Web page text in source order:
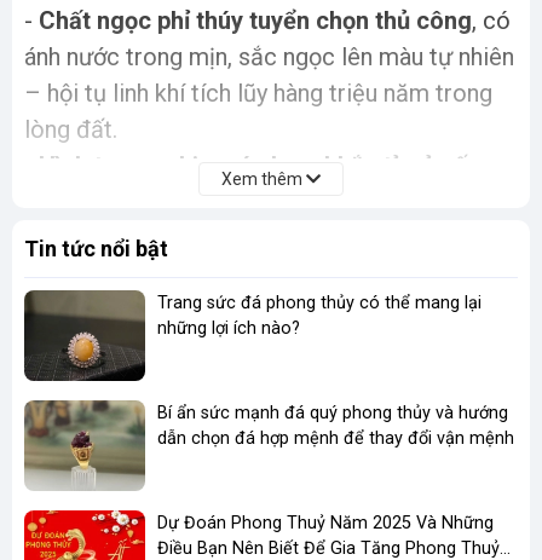
- Chất ngọc phỉ thúy tuyển chọn thủ công, có
ánh nước trong mịn, sắc ngọc lên màu tự nhiên
– hội tụ linh khí tích lũy hàng triệu năm trong
lòng đất.
Hình tượng chim cú chạm khắc tỉ mỉ , sống
trực giác và khả năng vượt qua thử thách.
hợp làm dây chuyền đeo hằng ngày hoặc kết
hợp cùng chuỗi hạt phong thủy nâng khí.
GIÁ TRỊ PHONG THỦY & BIỂU TƯỢNG:
Bảo hộ trí tuệ & tâm thức
sáng suốt, khả năng quan sát và quyết định
chính xác.
Xem thêm
Tin tức nổi bật
Trang sức đá phong thủy có thể mang lại
những lợi ích nào?
Bí ẩn sức mạnh đá quý phong thủy và hướng
dẫn chọn đá hợp mệnh để thay đổi vận mệnh
Dự Đoán Phong Thuỷ Năm 2025 Và Những
Điều Bạn Nên Biết Để Gia Tăng Phong Thuỷ